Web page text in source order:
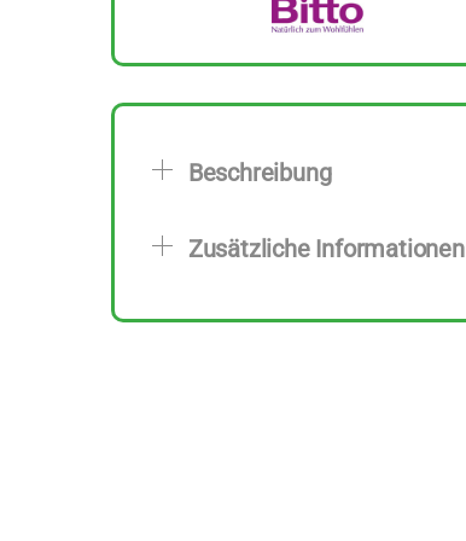
Beschreibung
Zusätzliche Informationen